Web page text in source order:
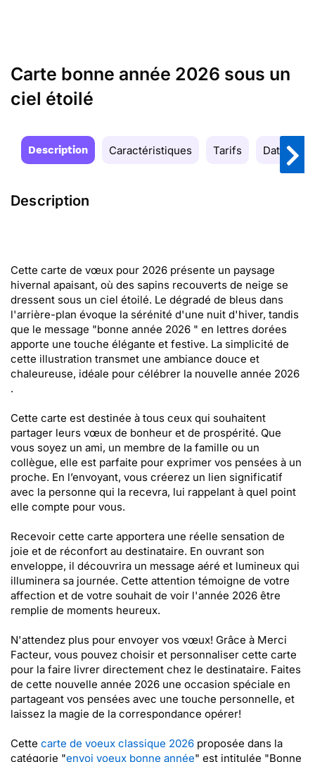
Carte bonne année 2026 sous un
ciel étoilé
Description Caractéristiques Tarifs Date de
Description
Cette carte de vœux pour 2026 présente un paysage
hivernal apaisant, où des sapins recouverts de neige se
dressent sous un ciel étoilé. Le dégradé de bleus dans
l'arrière-plan évoque la sérénité d'une nuit d'hiver, tandis
que le message "bonne année 2026 " en lettres dorées
apporte une touche élégante et festive. La simplicité de
cette illustration transmet une ambiance douce et
chaleureuse, idéale pour célébrer la nouvelle année 2026
.
Cette carte est destinée à tous ceux qui souhaitent
partager leurs vœux de bonheur et de prospérité. Que
vous soyez un ami, un membre de la famille ou un
collègue, elle est parfaite pour exprimer vos pensées à un
proche. En l’envoyant, vous créerez un lien significatif
avec la personne qui la recevra, lui rappelant à quel point
elle compte pour vous.
Recevoir cette carte apportera une réelle sensation de
joie et de réconfort au destinataire. En ouvrant son
enveloppe, il découvrira un message aéré et lumineux qui
illuminera sa journée. Cette attention témoigne de votre
affection et de votre souhait de voir l'année 2026 être
remplie de moments heureux.
N'attendez plus pour envoyer vos vœux! Grâce à Merci
Facteur, vous pouvez choisir et personnaliser cette carte
pour la faire livrer directement chez le destinataire. Faites
de cette nouvelle année 2026 une occasion spéciale en
partageant vos pensées avec une touche personnelle, et
laissez la magie de la correspondance opérer!
Cette carte de voeux classique 2026 proposée dans la
catégorie "envoi voeux bonne année" est intitulée "Bonne